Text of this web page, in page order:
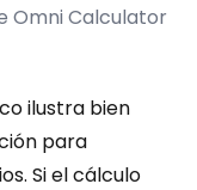
Omni Calculator
ilustra bien
para
Si el cálculo